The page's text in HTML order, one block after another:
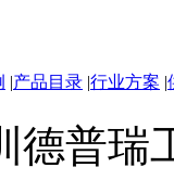
|产品目录 |行业方案 |
德普瑞